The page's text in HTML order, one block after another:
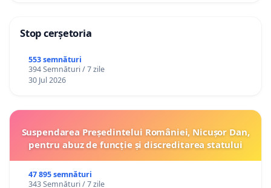
Stop cerșetoria
553 semnături
394 Semnături / 7 zile
30 Jul 2026
Suspendarea Președintelui României, Nicușor Dan,
pentru abuz de funcție și discreditarea statului
47 895 semnături
343 Semnături / 7 zile